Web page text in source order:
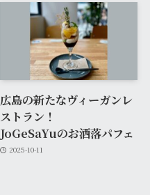
広島の新たなヴィーガンレ
ストラン！
JoGeSaYuのお洒落パフェ
2025-10-11